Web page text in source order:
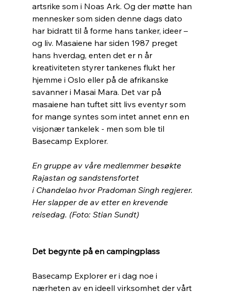
artsrike som i Noas Ark. Og der møtte han
mennesker som siden denne dags dato
har bidratt til å forme hans tanker, ideer –
og liv. Masaiene har siden 1987 preget
hans hverdag, enten det er n år
kreativiteten styrer tankenes flukt her
hjemme i Oslo eller på de afrikanske
savanner i Masai Mara. Det var på
masaiene han tuftet sitt livs eventyr som
for mange syntes som intet annet enn en
visjonær tankelek - men som ble til
Basecamp Explorer.
En gruppe av våre medlemmer besøkte
Rajastan og sandstensfortet
i Chandelao hvor Pradoman Singh regjerer.
Her slapper de av etter en krevende
reisedag. (Foto: Stian Sundt)
Det begynte på en campingplass
Basecamp Explorer er i dag noe i
nærheten av en ideell virksomhet der vårt